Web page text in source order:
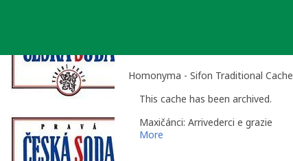
Homonyma - Sifon Traditional Cache
This cache has been archived.
Maxičánci: Arrivederci e grazie
More